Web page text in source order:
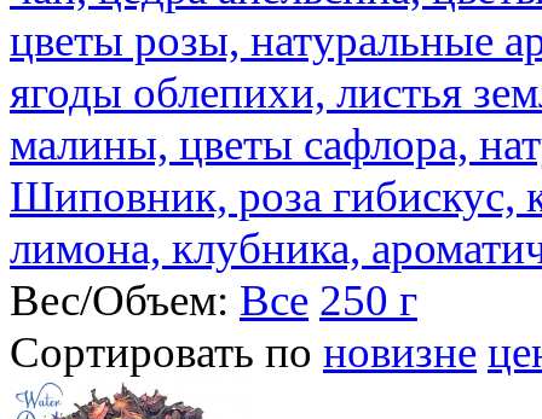
цветы розы, натуральные
ягоды облепихи, листья
малины, цветы сафлора,
Шиповник, роза гибискус,
лимона, клубника,
Вес/Объем: Все 250 г
Сортировать по новизне